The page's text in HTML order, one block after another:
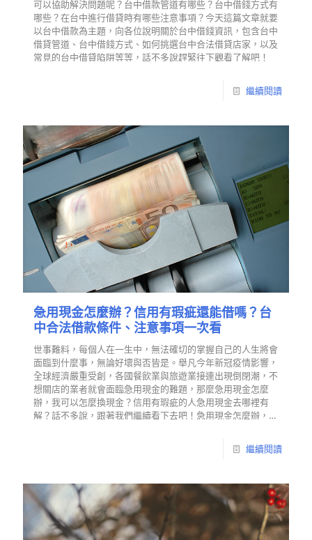
可以協助解決問題呢？台中借款管道有哪些？台中借錢方式有
哪些？在台中進行借貸時有哪些注意事項？今天這篇文章就要
以台中借款為主題，向各位說明關於台中借錢資訊，包含台中
借貸管道、台中借錢方式、如何挑選台中合法借貸店家，以及
常見的台中借貸陷阱等等，話不多說趕緊往下觀看了解吧！
繼續閱讀
急用現金怎麼辦？信用有瑕疵還能借嗎？台
中合法借款條件、注意事項一次看
世事難料，每個人在一生中，無法確切的掌握自己的人生將會
面臨到什麼事，無論好壞與否皆是。舉凡今年新冠疫情影響，
全球經濟嚴重受創，各國餐飲業與旅遊業接連出現倒閉潮，不
想關店的業者就會面臨急用現金的難題，那麼急用現金怎麼
辦，我可以怎麼換現金？信用有瑕疵的人急用現金去哪裡有
解？話不多說，跟著我們繼續看下去吧！急用現金怎麼辦，
繼續閱讀